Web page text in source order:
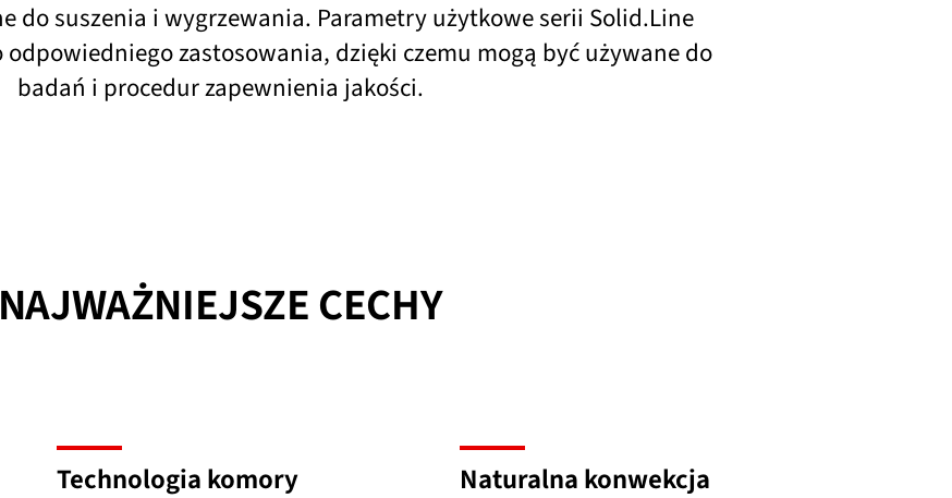
do suszenia i wygrzewania. Parametry użytkowe serii Solid.Line
odpowiedniego zastosowania, dzięki czemu mogą być używane do
badań i procedur zapewnienia jakości.
NAJWAŻNIEJSZE CECHY
Technologia komory
Naturalna konwekcja